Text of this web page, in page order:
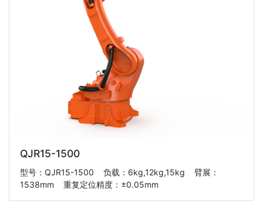
QJR15-1500
型号：QJR15-1500 负载：6kg,12kg,15kg 臂展：
1538mm 重复定位精度：±0.05mm